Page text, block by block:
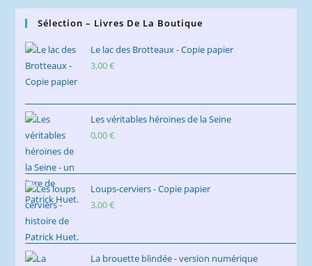
Sélection – Livres De La Boutique
Le lac des Brotteaux - Copie papier
3,00€
Les véritables héroïnes de la Seine
0,00€
Loups-cerviers - Copie papier
3,00€
La brouette blindée - version numérique